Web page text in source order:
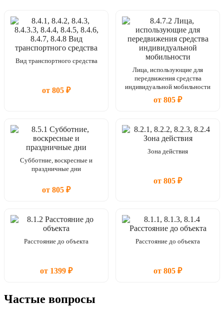
Вид транспортного средства
от 805 ₽
Лица, использующие для
передвижения средства
индивидуальной мобильности
от 805 ₽
Субботние, воскресные и
праздничные дни
от 805 ₽
Зона действия
от 805 ₽
Расстояние до объекта
от 1399 ₽
Расстояние до объекта
от 805 ₽
Частые вопросы